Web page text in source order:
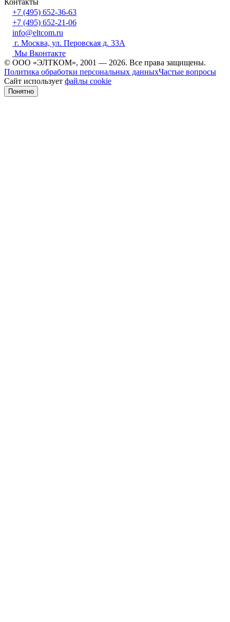
Контакты
+7 (495) 652-36-63
+7 (495) 652-21-06
info@eltcom.ru
г. Москва, ул. Перовская д. 33А
Мы Вконтакте
© ООО «ЭЛТКОМ», 2001 — 2026. Все права защищены.
Политика обработки персональных данныхЧастые вопросы
Сайт использует файлы cookie
Понятно